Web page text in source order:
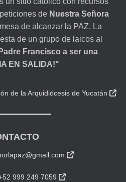
de Nuestra Señora
de alcanzar la PAZ. La
de un grupo de laicos al
Francisco a ser una
EN SALIDA!"
de la Arquidiócesis de Yucatán 

999 249 7059 